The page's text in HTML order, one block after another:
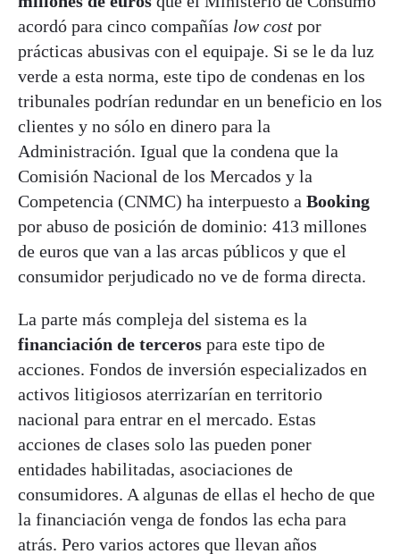
acordó para cinco compañías low cost por
prácticas abusivas con el equipaje. Si se le da luz
verde a esta norma, este tipo de condenas en los
tribunales podrían redundar en un beneficio en los
clientes y no sólo en dinero para la
Administración. Igual que la condena que la
Comisión Nacional de los Mercados y la
Competencia (CNMC) ha interpuesto a Booking
por abuso de posición de dominio: 413 millones
de euros que van a las arcas públicos y que el
consumidor perjudicado no ve de forma directa.
La parte más compleja del sistema es la
financiación de terceros para este tipo de
acciones. Fondos de inversión especializados en
activos litigiosos aterrizarían en territorio
nacional para entrar en el mercado. Estas
acciones de clases solo las pueden poner
entidades habilitadas, asociaciones de
consumidores. A algunas de ellas el hecho de que
la financiación venga de fondos las echa para
atrás. Pero varios actores que llevan años